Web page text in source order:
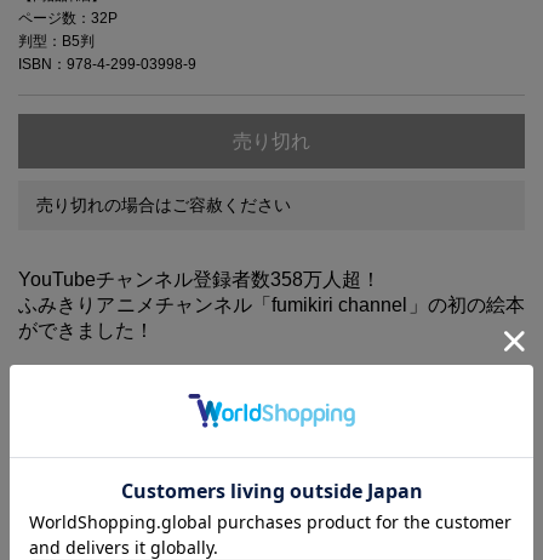
ページ数：32P
判型：B5判
ISBN：978-4-299-03998-9
売り切れ
売り切れの場合はご容赦ください
YouTubeチャンネル登録者数358万人超！
ふみきりアニメチャンネル「fumikiri channel」の初の絵本
ができました！
ふみきりの「カーンカーン」の音はもちろん、えいごもまなべちゃう音
が鳴ります。バーはゆびで動かすことも可能です。
絵本とおもちゃを一緒に楽しめる仕様で、
お子様のプレゼントにぴったりです。
【あわせ買い時の配送について】